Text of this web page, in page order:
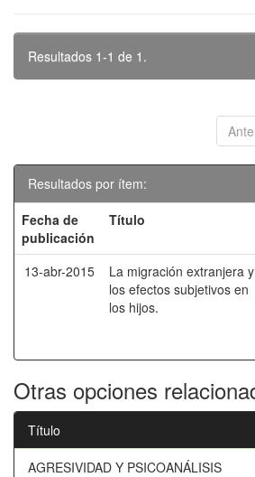
Resultados 1-1 de 1.
Resultados por ítem:
Fecha de
publicación
Título
13-abr-2015
La migración extranjera y
los efectos subjetivos en
los hijos.
Otras opciones
Título
AGRESIVIDAD Y PSICOANÁLISIS